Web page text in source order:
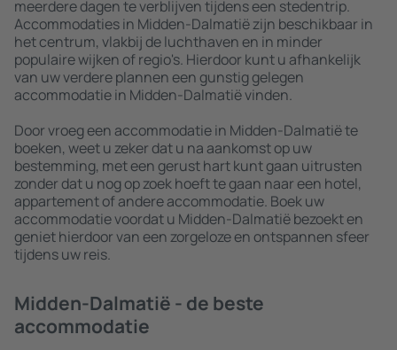
meerdere dagen te verblijven tijdens een stedentrip.
Accommodaties in Midden-Dalmatië zijn beschikbaar in
het centrum, vlakbij de luchthaven en in minder
populaire wijken of regio's. Hierdoor kunt u afhankelijk
van uw verdere plannen een gunstig gelegen
accommodatie in Midden-Dalmatië vinden.
Door vroeg een accommodatie in Midden-Dalmatië te
boeken, weet u zeker dat u na aankomst op uw
bestemming, met een gerust hart kunt gaan uitrusten
zonder dat u nog op zoek hoeft te gaan naar een hotel,
appartement of andere accommodatie. Boek uw
accommodatie voordat u Midden-Dalmatië bezoekt en
geniet hierdoor van een zorgeloze en ontspannen sfeer
tijdens uw reis.
Midden-Dalmatië - de beste
accommodatie